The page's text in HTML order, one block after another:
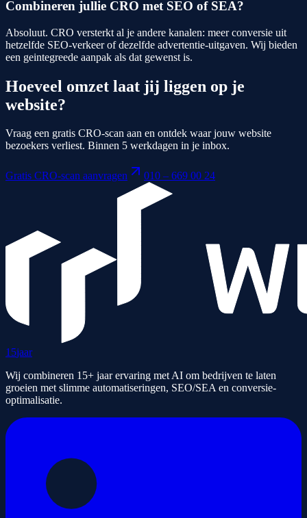
Combineren jullie CRO met SEO of SEA?
Absoluut. CRO versterkt al je andere kanalen: meer conversie uit
hetzelfde SEO-verkeer of dezelfde advertentie-uitgaven. Wij bieden
een geintegreede aanpak als dat gewenst is.
Hoeveel omzet laat jij liggen op je
website?
Vraag een gratis CRO-scan aan en ontdek waar jouw website
bezoekers verliest. Binnen 5 werkdagen in je inbox.
Gratis CRO-scan aanvragen 010 – 669 00 24
15jaar
Wij combineren 15+ jaar ervaring met AI om bedrijven te laten
groeien met slimme automatiseringen, SEO/SEA en conversie-
optimalisatie.